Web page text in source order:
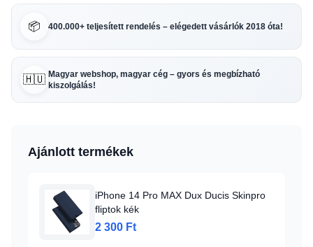
📦 400.000+ teljesített rendelés – elégedett vásárlók 2018 óta!
🇭🇺 Magyar webshop, magyar cég – gyors és megbízható
kiszolgálás!
Ajánlott termékek
iPhone 14 Pro MAX Dux Ducis Skinpro
fliptok kék
2 300 Ft